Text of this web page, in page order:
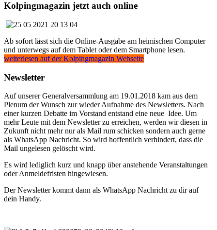
Kolpingmagazin jetzt auch online
Ab sofort lässt sich die Online-Ausgabe am heimischen Computer
und unterwegs auf dem Tablet oder dem Smartphone lesen.
weiterlesen auf der Kolpingmagazin Webseite
Newsletter
Auf unserer Generalversammlung am 19.01.2018 kam aus dem
Plenum der Wunsch zur wieder Aufnahme des Newsletters. Nach
einer kurzen Debatte im Vorstand entstand eine neue Idee. Um
mehr Leute mit dem Newsletter zu erreichen, werden wir diesen in
Zukunft nicht mehr nur als Mail rum schicken sondern auch gerne
als WhatsApp Nachricht. So wird hoffentlich verhindert, dass die
Mail ungelesen gelöscht wird.
Es wird lediglich kurz und knapp über anstehende Veranstaltungen
oder Anmeldefristen hingewiesen.
Der Newsletter kommt dann als WhatsApp Nachricht zu dir auf
dein Handy.